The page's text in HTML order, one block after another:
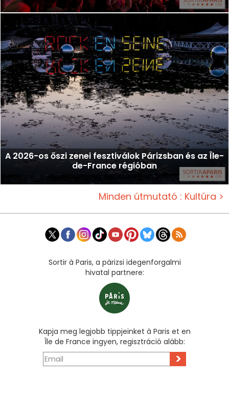
A 2026-os őszi zenei fesztiválok Párizsban és az Île-
de-France régióban
Minden útmutató : Kultúra >
Sortir à Paris, a párizsi idegenforgalmi
hivatal partnere:
Kapja meg legjobb tippjeinket à Paris et en
Île de France ingyen, regisztráció alább:
>